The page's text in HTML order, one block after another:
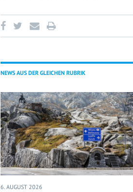
NEWS AUS DER GLEICHEN RUBRIK
6. AUGUST 2026